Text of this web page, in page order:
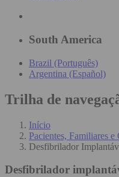
South America
Brazil (Português)
Argentina (Español)
Trilha de
Início
Pacientes, Familiares e
Desfibrilador
Desfibrilador